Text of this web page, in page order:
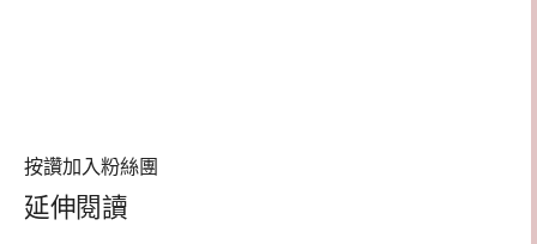
按讚加入粉絲團
延伸閱讀